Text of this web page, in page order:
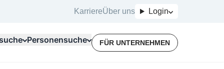
KarriereÜber uns Login
Personensuche FÜR UNTERNEHMEN